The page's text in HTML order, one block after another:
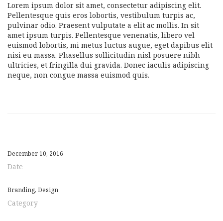
Lorem ipsum dolor sit amet, consectetur adipiscing elit.
Pellentesque quis eros lobortis, vestibulum turpis ac,
pulvinar odio. Praesent vulputate a elit ac mollis. In sit
amet ipsum turpis. Pellentesque venenatis, libero vel
euismod lobortis, mi metus luctus augue, eget dapibus elit
nisi eu massa. Phasellus sollicitudin nisl posuere nibh
ultricies, et fringilla dui gravida. Donec iaculis adipiscing
neque, non congue massa euismod quis.
December 10, 2016
Date
Branding, Design
Category